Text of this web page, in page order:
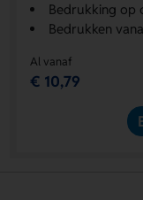
Bedrukking op
Bedrukken
Al vanaf
€ 10,79